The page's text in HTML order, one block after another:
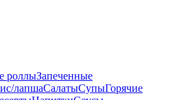
роллыЗапеченные
лапшаСалатыСупыГорячие